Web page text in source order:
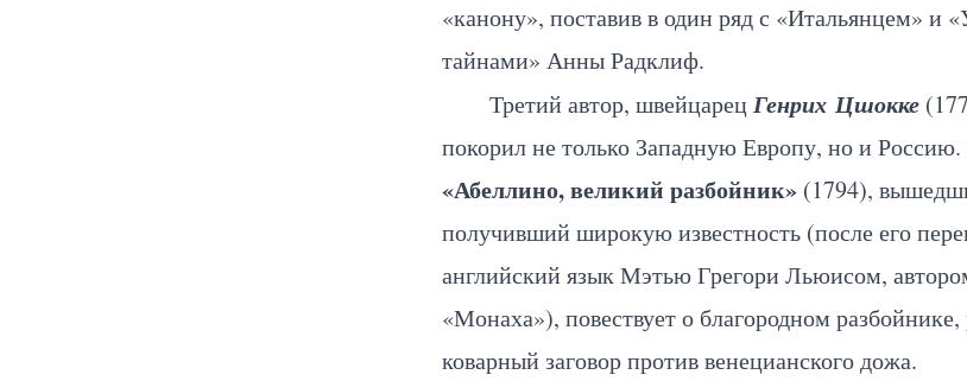
«канону», поставив в один ряд с «Итальянцем» и
тайнами» Анны Радклиф.
Третий автор, швейцарецГенрих Цшокке
покорил не только Западную Европу, но и
«Абеллино, великий разбойник» (1794),
получивший широкую известность (после его
английский язык Мэтью Грегори Льюисом,
«Монаха»), повествует о благородном
коварный заговор против венецианского дожа.